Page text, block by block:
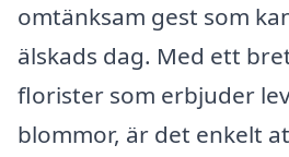
omtänksam gest som
älskads dag. Med ett
florister som erbjuder
blommor, är det enkelt